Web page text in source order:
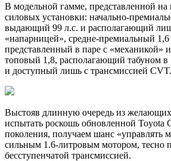
В модельной гамме, представленной на
силовых установки: начально-
выдающий 99 л.с. и располагающий
«напарницей», средне-премиальный
представленный в паре с «механикой»
топовый 1,8, располагающий табуном в
и доступный лишь с трансмиссией CVT.
Выстояв длинную очередь из
испытать роскошь обновленной Toyota
поколения, получаем шанс «управлять
сильным 1.6-литровым мотором, тесно
бесступенчатой трансмиссией.